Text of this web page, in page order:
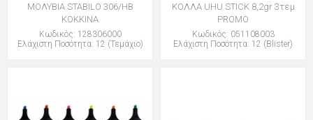
ΜΟΛΥΒΙΑ STABILO 306/HB
ΚΟΚΚΙΝΑ
Κωδικός: 128306000
Ελάχιστη Ποσότητα: 12 (Τεμάχιο)
ΚΟΛΛΑ UHU STICK 8,2gr 3τεμ
PROMO
Κωδικός: 051108003
Ελάχιστη Ποσότητα: 12 (Blister)